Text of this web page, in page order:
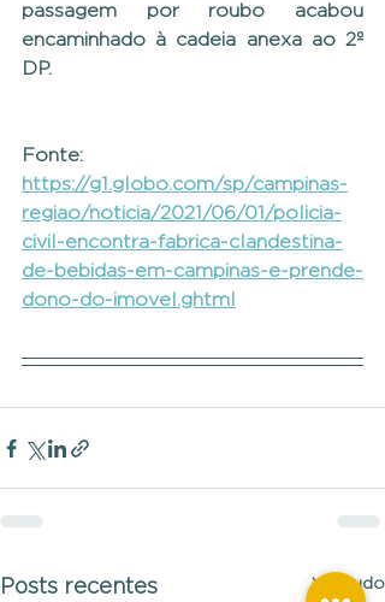
passagem por roubo acabou
encaminhado à cadeia anexa ao 2º
DP.
Fonte:
https://g1.globo.com/sp/campinas-
regiao/noticia/2021/06/01/policia-
civil-encontra-fabrica-clandestina-
de-bebidas-em-campinas-e-prende-
dono-do-imovel.ghtml
Posts recentes Ver tudo